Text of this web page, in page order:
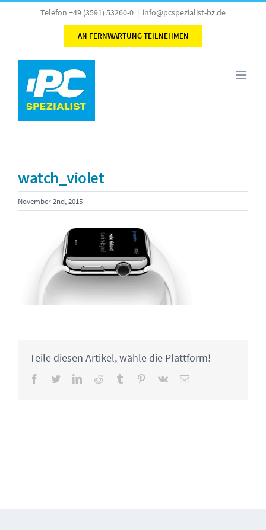
Telefon +49 (3591) 53260-0 | info@pcspezialist-bz.de
AN FERNWARTUNG TEILNEHMEN
watch_violet
November 2nd, 2015
Teile diesen Artikel, wähle die Plattform!
Facebook
TwitterLinkedInReddit Tumblr Pinterest
Vk Email